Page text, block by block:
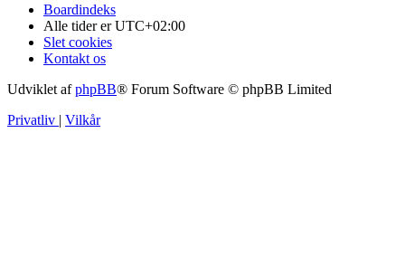
Boardindeks
Alle tider erUTC+02:00
Slet cookies
Kontakt os
Udviklet afphpBB® Forum Software © phpBB Limited
Privatliv | Vilkår